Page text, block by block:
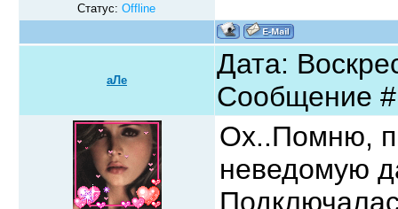
Статус:Offline
аЛе
Дата:
Сообщение
Ох..Помню,
неведомую